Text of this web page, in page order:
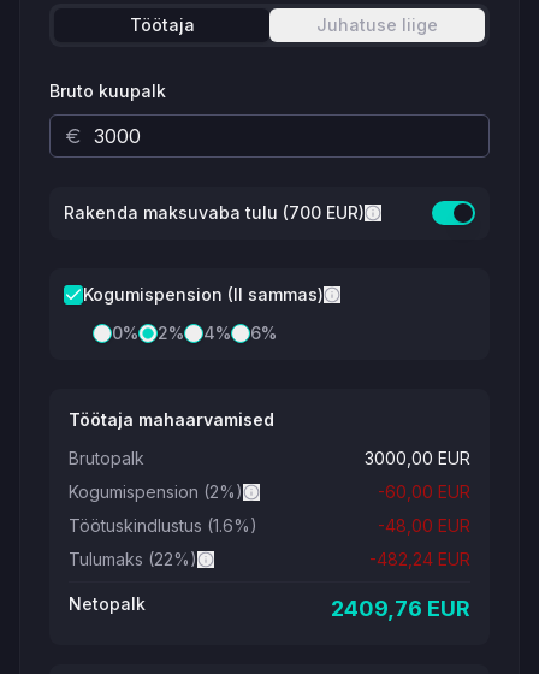
Töötaja Juhatuse liige
Bruto kuupalk
Rakenda maksuvaba tulu (700 EUR)
Kogumispension (II sammas)
0% 2% 4% 6%
Töötaja mahaarvamised
Brutopalk
3000,00 EUR
Kogumispension (2%) -60,00 EUR
Töötuskindlustus (1.6%) -48,00 EUR
Tulumaks (22%) -482,24 EUR
Netopalk 2409,76 EUR